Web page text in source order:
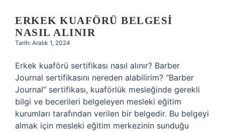
ERKEK KUAFÖRÜ BELGESI
NASIL ALINIR
Tarih: Aralık 1, 2024
Erkek kuaförü sertifikası nasıl alınır? Barber
Journal sertifikasını nereden alabilirim? “Barber
Journal” sertifikası, kuaförlük mesleğinde gerekli
bilgi ve becerileri belgeleyen mesleki eğitim
kurumları tarafından verilen bir belgedir. Bu belgeyi
almak için mesleki eğitim merkezinin sunduğu